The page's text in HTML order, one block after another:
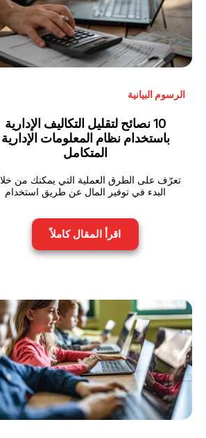
الرسوم البيانية
10 نصائح لتقليل التكاليف الإدارية
باستخدام نظام المعلومات الإدارية
المتكامل
تعرّف على الطرق العملية التي يمكنك من خلالها
البدء في توفير المال عن طريق استخدام
اقرأ المقال كاملاً